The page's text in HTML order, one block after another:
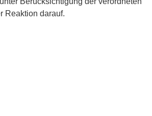
Reaktion darauf.